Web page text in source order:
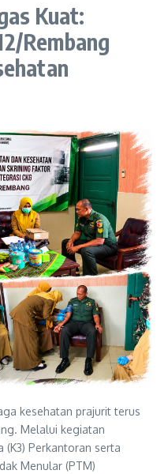
Kuat:
Rembang
kesehatan prajurit terus
Melalui kegiatan
(K3) Perkantoran serta
Menular (PTM)